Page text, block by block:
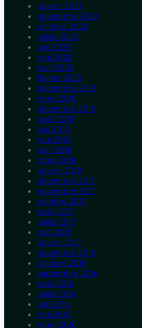
janvier 2021
novembre 2020
octobre 2020
juillet 2020
juin 2020
mai 2020
avril 2020
février 2020
décembre 2019
mars 2019
décembre 2018
août 2018
juin 2018
mai 2018
avril 2018
mars 2018
janvier 2018
décembre 2017
novembre 2017
octobre 2017
août 2017
juillet 2017
avril 2017
janvier 2017
novembre 2016
octobre 2016
septembre 2016
août 2016
juillet 2016
juin 2016
mai 2016
mars 2016